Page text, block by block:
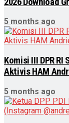
5 months ago
Komisi III DPR
Aktivis HAM
5 months ago